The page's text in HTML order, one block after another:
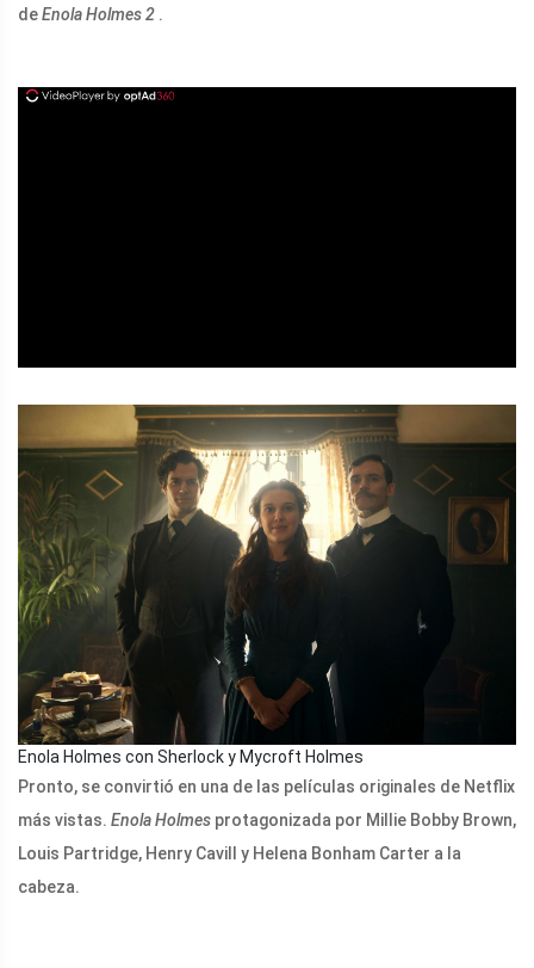
deEnola Holmes 2 .
Enola Holmes con Sherlock y Mycroft Holmes
Pronto, se convirtió en una de las películas originales de Netflix
más vistas. Enola Holmes protagonizada por Millie Bobby Brown,
Louis Partridge, Henry Cavill y Helena Bonham Carter a la
cabeza.